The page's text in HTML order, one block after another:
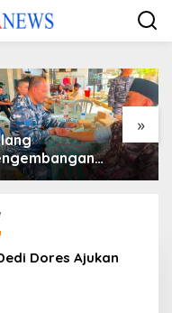
»
Hidayah,
II Perkuat
dengan
Sampang
Dores Ajukan